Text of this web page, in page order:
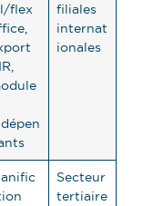
flex
filiales
internat
ionales
Secteur
tertiaire